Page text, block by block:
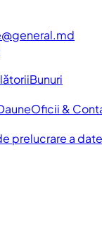
general.md
Bunuri
Oficii &
prelucrare a